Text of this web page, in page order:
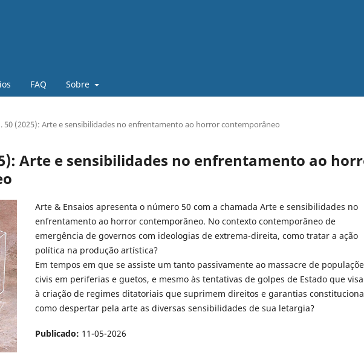
FAQ Sobre
50 (2025): Arte e sensibilidades no enfrentamento ao horror contemporâneo
Arte e sensibilidades no enfrentamento ao
Arte & Ensaios apresenta o número 50 com a chamada Arte e sensibilidades no
enfrentamento ao horror contemporâneo. No contexto contemporâneo de
emergência de governos com ideologias de extrema-direita, como tratar a ação
política na produção artística?
Em tempos em que se assiste um tanto passivamente ao massacre de
civis em periferias e guetos, e mesmo às tentativas de golpes de Estado que
à criação de regimes ditatoriais que suprimem direitos e garantias
como despertar pela arte as diversas sensibilidades de sua letargia?
Publicado: 11-05-2026